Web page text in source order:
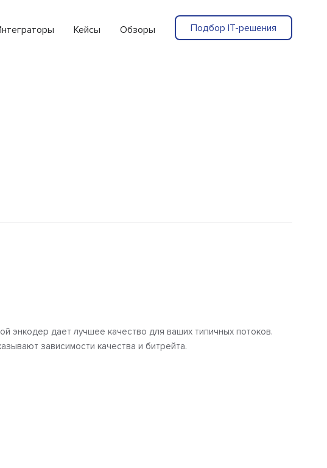
Кейсы Обзоры Подбор IT-решения
энкодер дает лучшее качество для ваших типичных потоков.
зависимости качества и битрейта.